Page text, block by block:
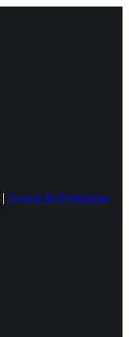
| Syarat & Ketentuan